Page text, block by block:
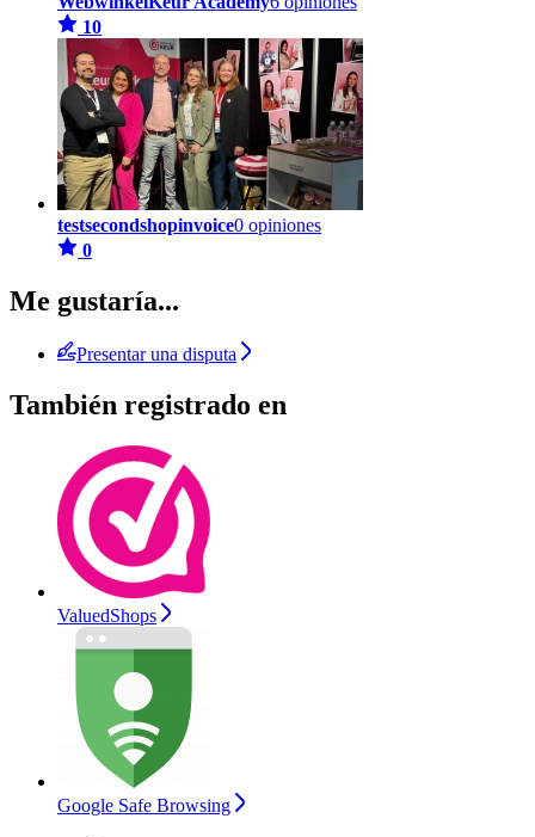
10
testsecondshopinvoice0 opiniones
0
Me gustaría...
Presentar una disputa
También registrado en
ValuedShops
Google Safe Browsing